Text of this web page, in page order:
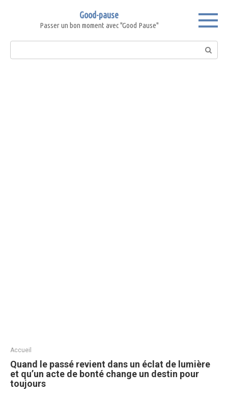
Good-pause
Passer un bon moment avec "Good Pause"
Search:
Accueil
Quand le passé revient dans un éclat de lumière
et qu’un acte de bonté change un destin pour
toujours